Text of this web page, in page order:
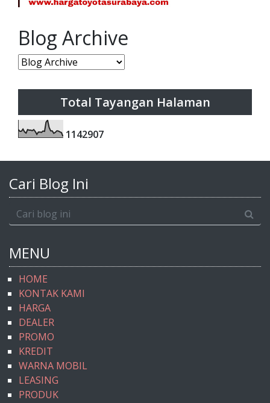
Blog Archive
Total Tayangan Halaman
1142907
Cari Blog Ini
MENU
HOME
KONTAK KAMI
HARGA
DEALER
PROMO
KREDIT
WARNA MOBIL
LEASING
PRODUK